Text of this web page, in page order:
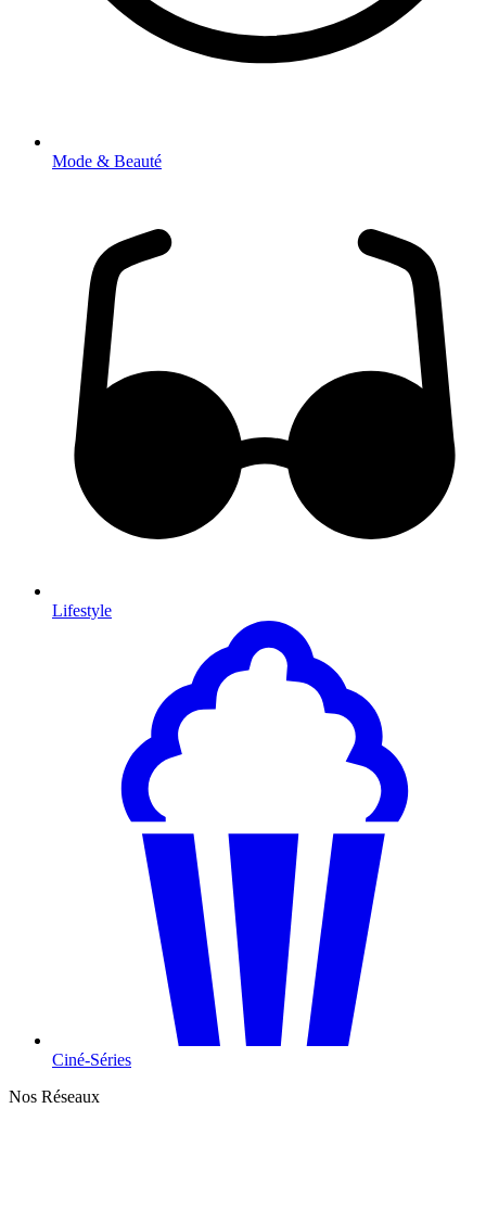
Mode & Beauté
Lifestyle
Ciné-Séries
Nos Réseaux